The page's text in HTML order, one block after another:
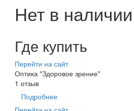
Нет в наличии
Где купить
Перейти на сайт
Оптика "Здоровое зрение"
1 отзыв
Подробнее